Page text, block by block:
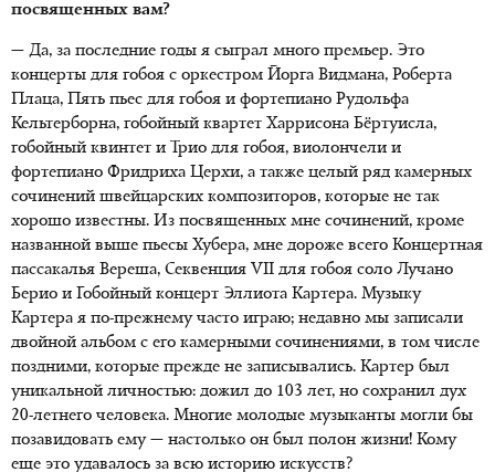
посвященных вам?
— Да, за последние годы я сыграл много премьер. Это
концерты для гобоя с оркестром Йорга Видмана, Роберта
Плаца, Пять пьес для гобоя и фортепиано Рудольфа
Кельтерборна, гобойный квартет Харрисона Бёртуисла,
гобойный квинтет и Трио для гобоя, виолончели и
фортепиано Фридриха Церхи, а также целый ряд камерных
сочинений швейцарских композиторов, которые не так
хорошо известны. Из посвященных мне сочинений, кроме
названной выше пьесы Хубера, мне дороже всего Концертная
пассакалья Вереша, Секвенция VII для гобоя соло Лучано
Берио и Гобойный концерт Эллиота Картера. Музыку
Картера я по-прежнему часто играю; недавно мы записали
двойной альбом с его камерными сочинениями, в том числе
поздними, которые прежде не записывались. Картер был
уникальной личностью: дожил до 103 лет, но сохранил дух
20-летнего человека. Многие молодые музыканты могли бы
позавидовать ему — настолько он был полон жизни! Кому
еще это удавалось за всю историю искусств?